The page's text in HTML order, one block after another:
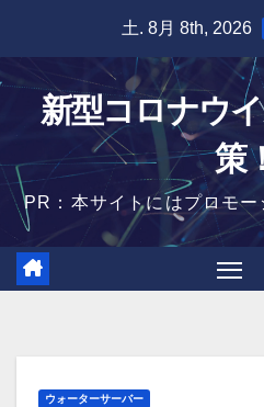
content
土. 8月 8th, 2026
新型コロナウ
策
PR：本サイトにはプロモ
ウォーターサーバー